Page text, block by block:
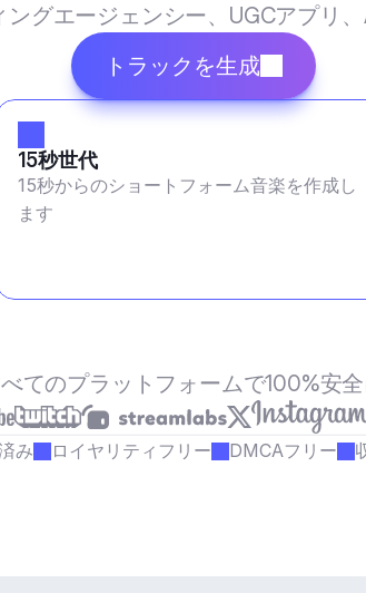
グエージェンシー、UGCアプリ
トラックを生成
15秒世代
15秒からのショートフォーム音楽を作成し
ます
てのプラットフォームで100%安
み ロイヤリティフリー DMCAフリー